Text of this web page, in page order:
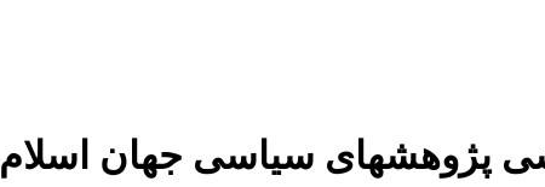
پژوهشهای سیاسی جهان اسلام